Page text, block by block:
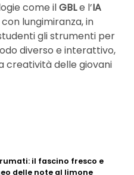
come ilGBLe l’IA
lungimiranza, in
gli strumenti per
diverso e interattivo,
creatività delle giovani
il fascino fresco e
delle note al limone